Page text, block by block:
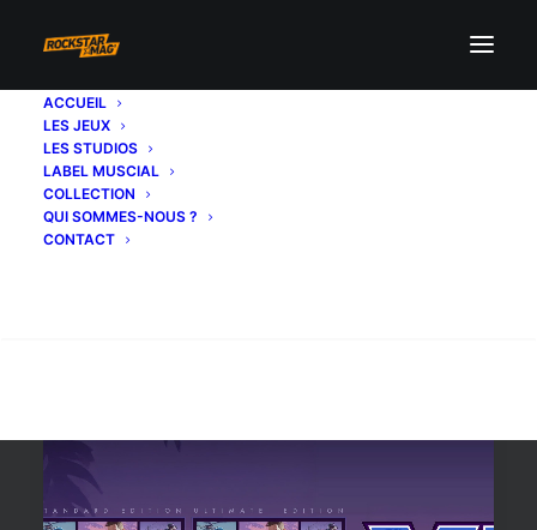
ACCUEIL
LES JEUX
LES STUDIOS
LABEL MUSCIAL
COLLECTION
QUI SOMMES-NOUS ?
CONTACT